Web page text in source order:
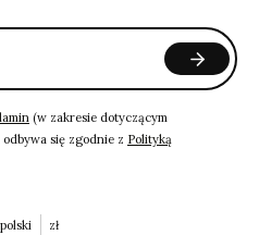
(w zakresie dotyczącym
się zgodnie z Polityką
polski zł